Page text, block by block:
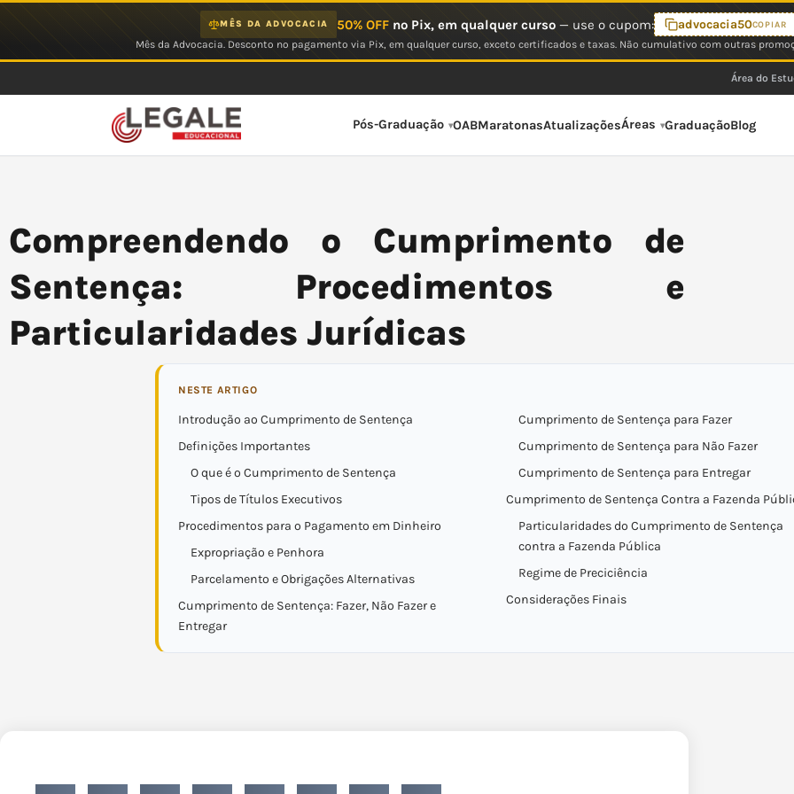
MÊS DA ADVOCACIA 50% OFFno Pix, em qualquer curso— use o cupom: advocacia50COPIAR
Mês da Advocacia. Desconto no pagamento via Pix, em qualquer curso, exceto certificados e taxas. Não cumulativo com outras
Área do
Pós-Graduação OABMaratonasAtualizaçõesÁreas GraduaçãoBlog
Compreendendo o Cumprimento de
Sentença: Procedimentos e
Particularidades Jurídicas
NESTE ARTIGO
Introdução ao Cumprimento de Sentença
Definições Importantes
O que é o Cumprimento de Sentença
Tipos de Títulos Executivos
Procedimentos para o Pagamento em Dinheiro
Expropriação e Penhora
Parcelamento e Obrigações Alternativas
Cumprimento de Sentença: Fazer, Não Fazer e
Entregar
Cumprimento de Sentença para Fazer
Cumprimento de Sentença para Não Fazer
Cumprimento de Sentença para Entregar
Cumprimento de Sentença Contra a Fazenda
Particularidades do Cumprimento de Sentença
contra a Fazenda Pública
Regime de Preciciência
Considerações Finais